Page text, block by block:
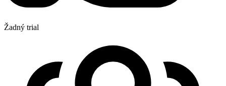
Žadný trial